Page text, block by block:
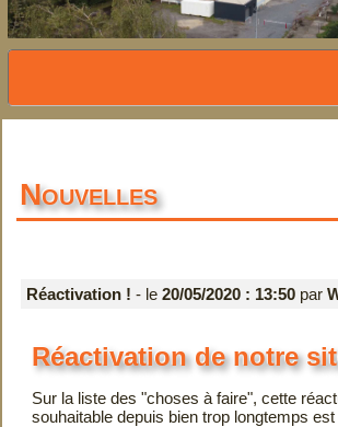
Nouvelles
Réactivation ! - le 20/05/2020 : 13:50par
Réactivation de notre
Sur la liste des "choses à faire", cette
souhaitable depuis bien trop longtemps